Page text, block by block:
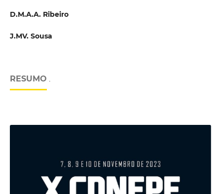
D.M.A.A. Ribeiro
J.MV. Sousa
RESUMO .